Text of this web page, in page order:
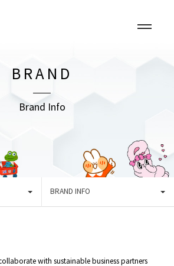
BRAND
Brand Info
BRAND INFO
with sustainable business partners